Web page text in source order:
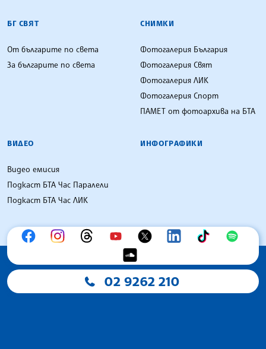
БГ СВЯТ
От българите по света
За българите по света
СНИМКИ
Фотогалерия България
Фотогалерия Свят
Фотогалерия ЛИК
Фотогалерия Спорт
ПАМЕТ от фотоархива на БТА
ВИДЕО
Видео емисия
Подкаст БТА Час Паралели
Подкаст БТА Час ЛИК
ИНФОГРАФИКИ
02 9262 210